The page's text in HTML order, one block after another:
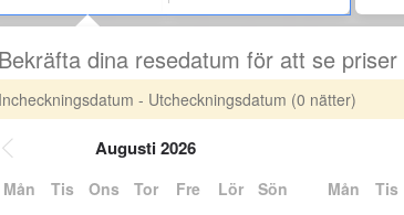
Bekräfta dina resedatum för att se priser
Incheckningsdatum - Utcheckningsdatum (0 nätter)
Augusti 2026
Mån Tis Ons Tor Fre Lör
Sön
Mån Tis